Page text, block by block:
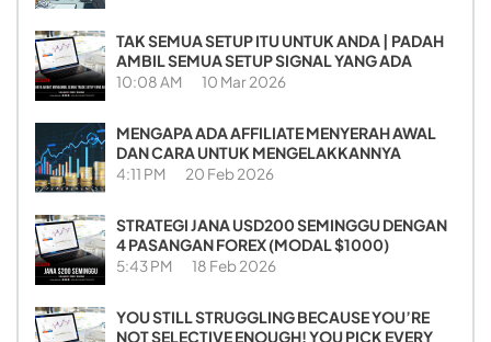
TAK SEMUA SETUP ITU UNTUK ANDA | PADAH
AMBIL SEMUA SETUP SIGNAL YANG ADA
10:08 AM 10 Mar 2026
MENGAPA ADA AFFILIATE MENYERAH AWAL
DAN CARA UNTUK MENGELAKKANNYA
4:11 PM 20 Feb 2026
STRATEGI JANA USD200 SEMINGGU DENGAN
4 PASANGAN FOREX (MODAL $1000)
5:43 PM 18 Feb 2026
YOU STILL STRUGGLING BECAUSE YOU’RE
NOT SELECTIVE ENOUGH! YOU PICK EVERY